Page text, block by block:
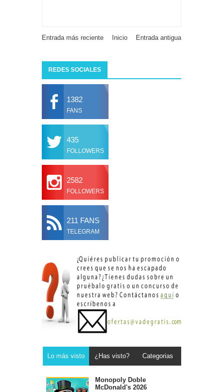
Entrada más reciente Entrada antigua
Inicio
REDES SOCIALES
1382
FANS
435
FOLLOWERS
2582
FOLLOWERS
211 FANS
TELEGRAM
Lo más visto ¿Has visto? Categorias
Monopoly Doble
McDonald's 2026